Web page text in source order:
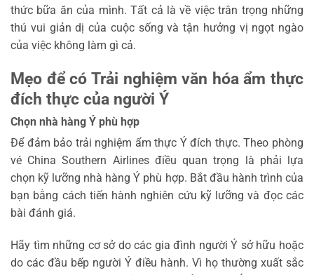
thức bữa ăn của mình. Tất cả là về việc trân trọng những
thú vui giản dị của cuộc sống và tận hưởng vị ngọt ngào
của việc không làm gì cả.
Mẹo để có Trải nghiệm văn hóa ẩm thực
đích thực của người Ý
Chọn nhà hàng Ý phù hợp
Để đảm bảo trải nghiệm ẩm thực Ý đích thực. Theo phòng
vé China Southern Airlines điều quan trọng là phải lựa
chọn kỹ lưỡng nhà hàng Ý phù hợp. Bắt đầu hành trình của
bạn bằng cách tiến hành nghiên cứu kỹ lưỡng và đọc các
bài đánh giá.
Hãy tìm những cơ sở do các gia đình người Ý sở hữu hoặc
do các đầu bếp người Ý điều hành. Vì họ thường xuất sắc